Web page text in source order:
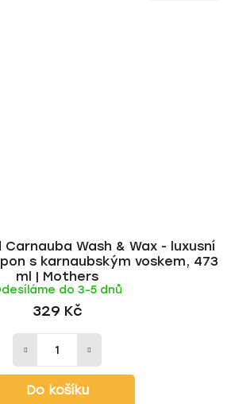
Wash & Wax - luxusní
s karnaubským voskem, 473
ml | Mothers
do 3-5 dnů
329 Kč
Do košíku